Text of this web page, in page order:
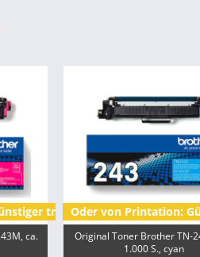
trotz 2,3x mehr Kapazität
ca.
Oder von Printation:
Original Toner Brother TN-
1.000 S., cyan